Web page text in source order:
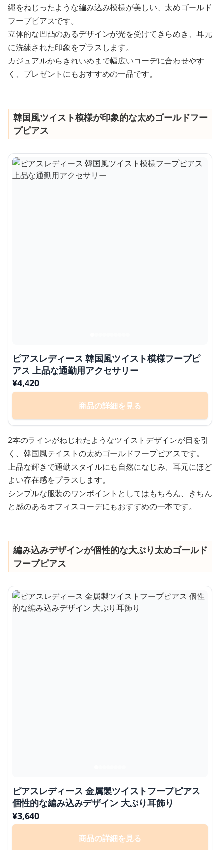
縄をねじったような編み込み模様が美しい、太めゴールド
フープピアスです。
立体的な凹凸のあるデザインが光を受けてきらめき、耳元
に洗練された印象をプラスします。
カジュアルからきれいめまで幅広いコーデに合わせやす
く、プレゼントにもおすすめの一品です。
韓国風ツイスト模様が印象的な太めゴールドフー
プピアス
ピアスレディース 韓国風ツイスト模様フープピ
アス 上品な通勤用アクセサリー
¥4,420
商品の詳細を見る
2本のラインがねじれたようなツイストデザインが目を引
く、韓国風テイストの太めゴールドフープピアスです。
上品な輝きで通勤スタイルにも自然になじみ、耳元にほど
よい存在感をプラスします。
シンプルな服装のワンポイントとしてはもちろん、きちん
と感のあるオフィスコーデにもおすすめの一本です。
編み込みデザインが個性的な大ぶり太めゴールド
フープピアス
ピアスレディース 金属製ツイストフープピアス
個性的な編み込みデザイン 大ぶり耳飾り
¥3,640
商品の詳細を見る